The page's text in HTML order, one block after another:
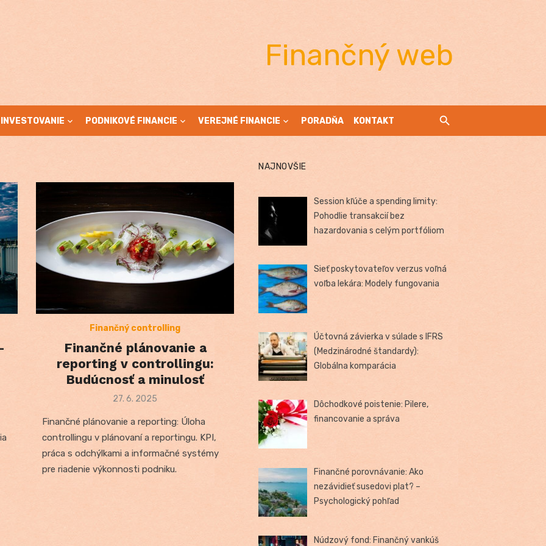
Finančný web
INVESTOVANIE PODNIKOVÉ FINANCIE VEREJNÉ FINANCIE PORADŇA KONTAKT
Finančný controlling
Finančné plánovanie a
reporting v controllingu:
Budúcnosť a minulosť
Posted
27. 6. 2025
Finančné plánovanie a reporting: Úloha
controllingu v plánovaní a reportingu. KPI,
práca s odchýlkami a informačné systémy
pre riadenie výkonnosti podniku.
NAJNOVŠIE
Session kľúče a spending limity:
Pohodlie transakcií bez
hazardovania s celým portfóliom
Sieť poskytovateľov verzus voľná
voľba lekára: Modely fungovania
Účtovná závierka v súlade s IFRS
(Medzinárodné štandardy):
Globálna komparácia
Dôchodkové poistenie: Pilere,
financovanie a správa
Finančné porovnávanie: Ako
nezávidieť susedovi plat? –
Psychologický pohľad
Núdzový fond: Finančný vankúš